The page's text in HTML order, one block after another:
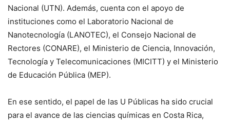
Nacional (UTN). Además, cuenta con el apoyo de
instituciones como el Laboratorio Nacional de
Nanotecnología (LANOTEC), el Consejo Nacional de
Rectores (CONARE), el Ministerio de Ciencia, Innovación,
Tecnología y Telecomunicaciones (MICITT) y el Ministerio
de Educación Pública (MEP).
En ese sentido, el papel de las U Públicas ha sido crucial
para el avance de las ciencias químicas en Costa Rica,